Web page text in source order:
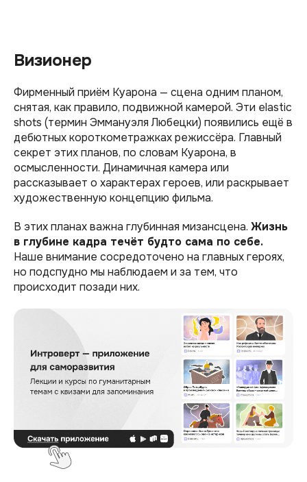
Визионер
Фирменный приём Куарона — сцена одним планом,
снятая, как правило, подвижной камерой. Эти elastic
shots (термин Эммануэля Любецки) появились ещё в
дебютных короткометражках режиссёра. Главный
секрет этих планов, по словам Куарона, в
осмысленности. Динамичная камера или
рассказывает о характерах героев, или раскрывает
художественную концепцию фильма.
В этих планах важна глубинная мизансцена. Жизнь
в глубине кадра течёт будто сама по себе.
Наше внимание сосредоточено на главных героях,
но подспудно мы наблюдаем и за тем, что
происходит позади них.